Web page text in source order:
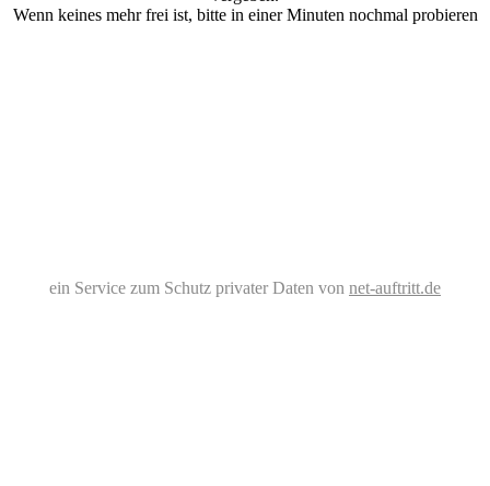
Wenn keines mehr frei ist, bitte in einer Minuten nochmal probieren
ein Service zum Schutz privater Daten von net-auftritt.de